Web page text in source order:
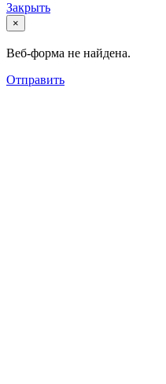
Закрыть
×
Веб-форма не найдена.
Отправить